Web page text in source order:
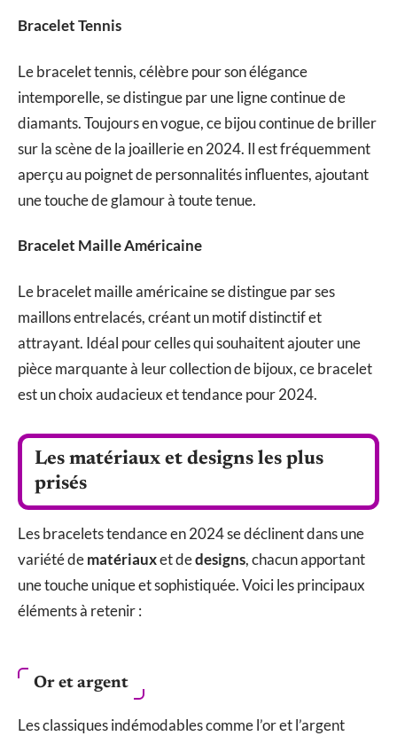
Bracelet Tennis
Le bracelet tennis, célèbre pour son élégance
intemporelle, se distingue par une ligne continue de
diamants. Toujours en vogue, ce bijou continue de briller
sur la scène de la joaillerie en 2024. Il est fréquemment
aperçu au poignet de personnalités influentes, ajoutant
une touche de glamour à toute tenue.
Bracelet Maille Américaine
Le bracelet maille américaine se distingue par ses
maillons entrelacés, créant un motif distinctif et
attrayant. Idéal pour celles qui souhaitent ajouter une
pièce marquante à leur collection de bijoux, ce bracelet
est un choix audacieux et tendance pour 2024.
Les matériaux et designs les plus
prisés
Les bracelets tendance en 2024 se déclinent dans une
variété dematériauxet dedesigns, chacun apportant
une touche unique et sophistiquée. Voici les principaux
éléments à retenir :
Or et argent
Les classiques indémodables comme l’or et l’argent